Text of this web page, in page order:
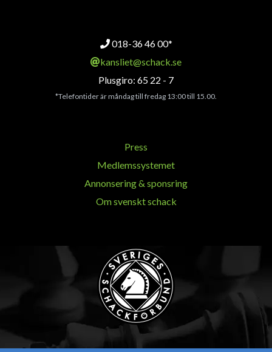
018-36 46 00*
kansliet@schack.se
Plusgiro: 65 22 - 7
*Telefontider är måndag till fredag 13:00 till 15.00.
Press
Medlemssystemet
Annonsering & sponsring
Om svenskt schack